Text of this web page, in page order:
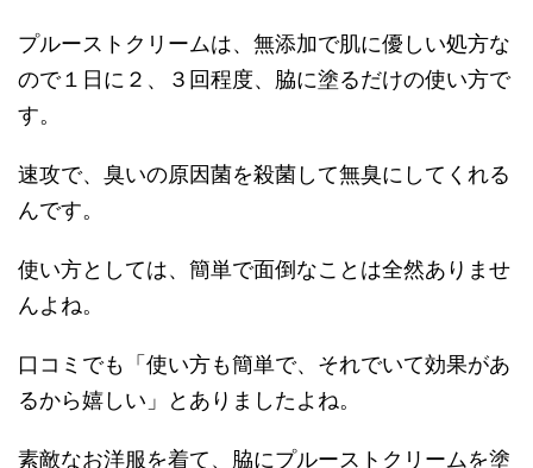
プルーストクリームは、無添加で肌に優しい処方な
ので１日に２、３回程度、脇に塗るだけの使い方で
す。
速攻で、臭いの原因菌を殺菌して無臭にしてくれる
んです。
使い方としては、簡単で面倒なことは全然ありませ
んよね。
口コミでも「使い方も簡単で、それでいて効果があ
るから嬉しい」とありましたよね。
素敵なお洋服を着て、脇にプルーストクリームを塗